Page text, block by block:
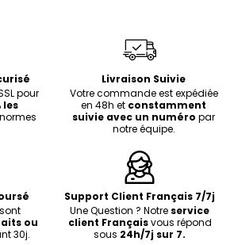
pour
les
Livraison Suivie
Votre commande est expédiée
en 48h et constamment
suivie avec un numéro par
notre équipe.
ou
30j.
Support Client Français 7/7j
Une Question ? Notre service
client Françaisvous répond
sous 24h/7j sur 7.